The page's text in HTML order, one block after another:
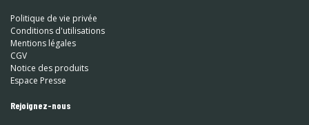
Politique de vie privée
Conditions d'utilisations
Mentions légales
CGV
Notice des produits
Espace Presse
Rejoignez-nous